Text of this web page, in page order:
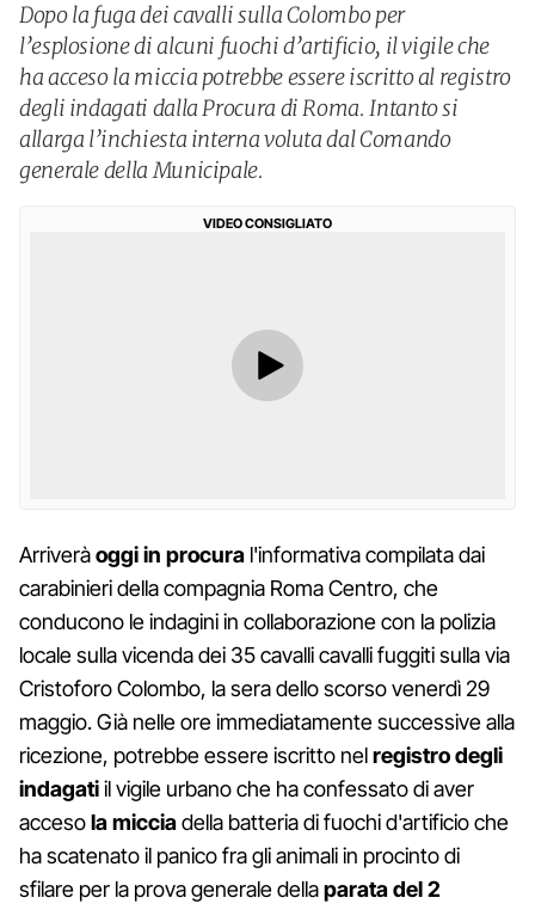
Dopo la fuga dei cavalli sulla Colombo per
l’esplosione di alcuni fuochi d’artificio, il vigile che
ha acceso la miccia potrebbe essere iscritto al registro
degli indagati dalla Procura di Roma. Intanto si
allarga l’inchiesta interna voluta dal Comando
generale della Municipale.
VIDEO CONSIGLIATO
Arriveràoggiin procura l'informativa compilata dai
carabinieri della compagnia Roma Centro, che
conducono le indagini in collaborazione con la polizia
locale sulla vicenda dei 35 cavalli cavalli fuggiti sulla via
Cristoforo Colombo, la sera dello scorso venerdì 29
maggio. Già nelle ore immediatamente successive alla
ricezione, potrebbe essere iscritto nelregistro degli
indagatiil vigile urbano che ha confessato di aver
accesolamicciadella batteria di fuochi d'artificio che
ha scatenato il panico fra gli animali in procinto di
sfilare per la prova generale dellaparata del 2